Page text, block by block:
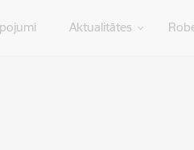
Aktualitātes